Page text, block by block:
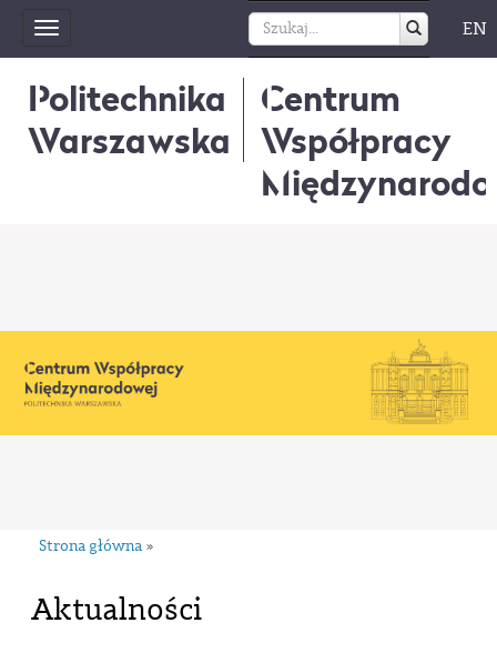
Toggle
navigation
EN
Politechnika
Warszawska
Centrum
Współpracy
Strona główna »
Aktualności